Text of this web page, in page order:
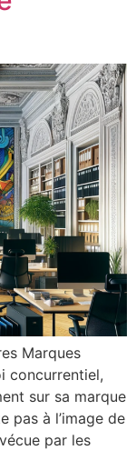
Marques
concurrentiel,
sur sa marque
pas à l’image de
par les